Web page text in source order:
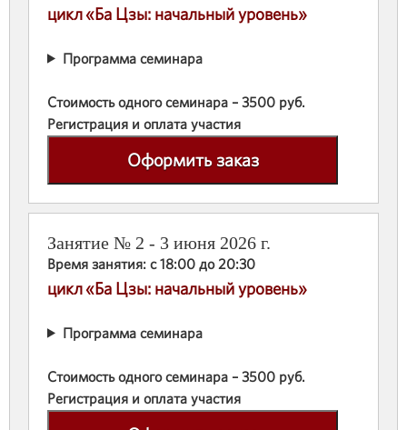
цикл «Ба Цзы: начальный уровень»
Программа семинара
Стоимость одного семинара – 3500 руб.
Регистрация и оплата участия
Оформить заказ
Занятие № 2 - 3 июня 2026 г.
Время занятия: с 18:00 до 20:30
цикл «Ба Цзы: начальный уровень»
Программа семинара
Стоимость одного семинара – 3500 руб.
Регистрация и оплата участия